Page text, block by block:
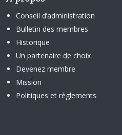
Conseil d’administration
Bulletin des membres
Historique
Un partenaire de choix
Devenez membre
Mission
Politiques et règlements